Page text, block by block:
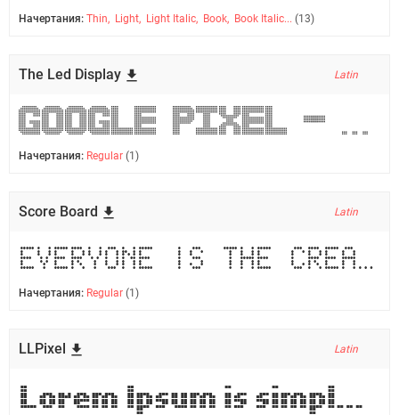
Начертания: Thin, Light, Light Italic, Book, Book Italic... (13)
The Led Display Latin
Google Pixel - The best phone for pure Android
Начертания: Regular (1)
Score Board Latin
Everyone is the creator of one's own fate
Начертания: Regular (1)
LLPixel Latin
Lorem Ipsum is simply dummy text of the printing and typesetting industry.